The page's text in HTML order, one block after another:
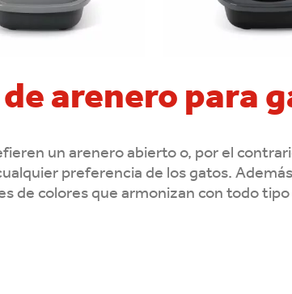
arenero para
un arenero abierto o, por el
preferencia de los gatos.
de colores que armonizan con todo